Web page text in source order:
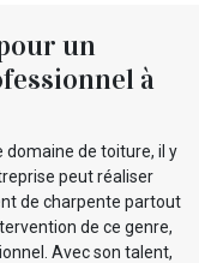
un
à
domaine de toiture, il y
peut réaliser
de charpente partout
de ce genre,
Avec son talent,